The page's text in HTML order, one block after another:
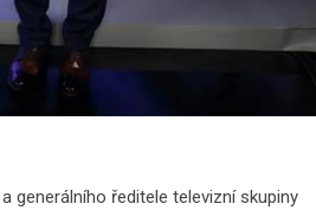
generálního ředitele televizní skupiny